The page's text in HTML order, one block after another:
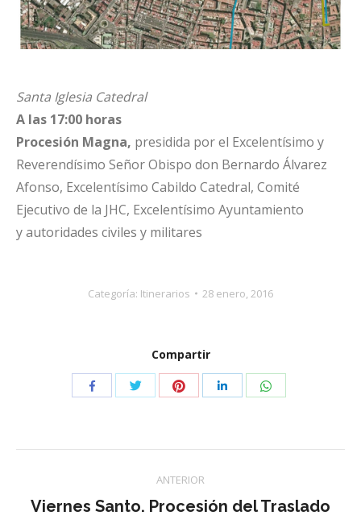
Santa Iglesia Catedral
A las 17:00 horas
Procesión Magna, presidida por el Excelentísimo y
Reverendísimo Señor Obispo don Bernardo Álvarez
Afonso, Excelentísimo Cabildo Catedral, Comité
Ejecutivo de la JHC, Excelentísimo Ayuntamiento
y autoridades civiles y militares
Categoría: Itinerarios 28 enero, 2016
Compartir
CompartirCompartirCompartirCompartirCompartir
Navegación
entre
ANTERIOR
Publicación
Viernes Santo. Procesión del Traslado